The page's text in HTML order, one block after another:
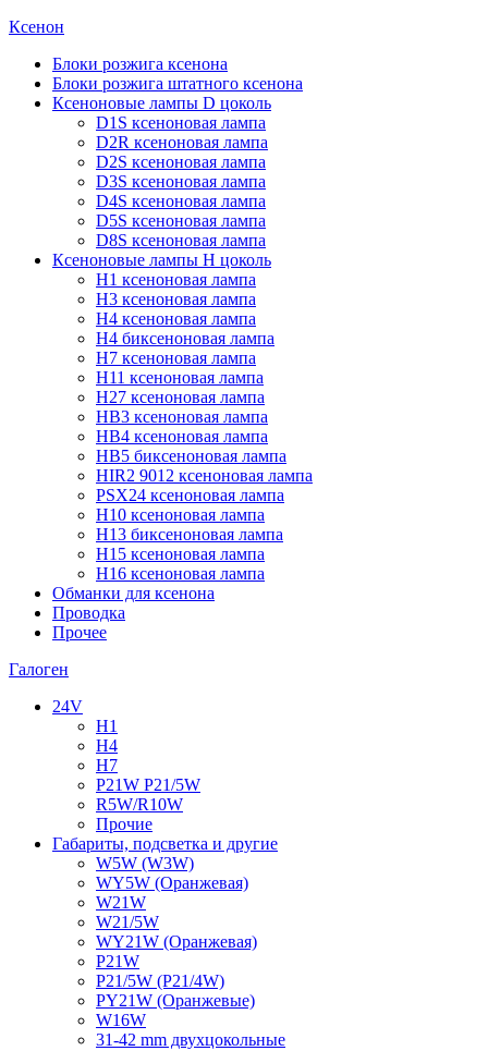
Ксенон
Блоки розжига ксенона
Блоки розжига штатного ксенона
Ксеноновые лампы D цоколь
D1S ксеноновая лампа
D2R ксеноновая лампа
D2S ксеноновая лампа
D3S ксеноновая лампа
D4S ксеноновая лампа
D5S ксеноновая лампа
D8S ксеноновая лампа
Ксеноновые лампы Н цоколь
H1 ксеноновая лампа
H3 ксеноновая лампа
H4 ксеноновая лампа
H4 биксеноновая лампа
H7 ксеноновая лампа
H11 ксеноновая лампа
H27 ксеноновая лампа
HB3 ксеноновая лампа
HB4 ксеноновая лампа
HB5 биксеноновая лампа
HIR2 9012 ксеноновая лампа
PSX24 ксеноновая лампа
H10 ксеноновая лампа
H13 биксеноновая лампа
H15 ксеноновая лампа
H16 ксеноновая лампа
Обманки для ксенона
Проводка
Прочее
Галоген
24V
H1
H4
H7
P21W P21/5W
R5W/R10W
Прочие
Габариты, подсветка и другие
W5W (W3W)
WY5W (Оранжевая)
W21W
W21/5W
WY21W (Оранжевая)
P21W
P21/5W (P21/4W)
PY21W (Оранжевые)
W16W
31-42 mm двухцокольные